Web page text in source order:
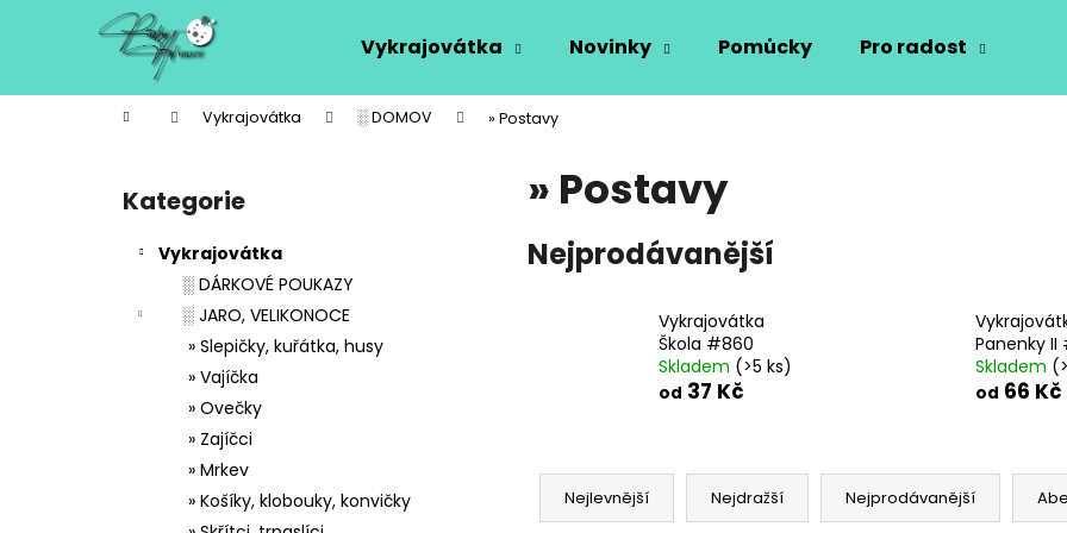
Vykrajovátka Novinky Pomůcky Pro radost
Domů Vykrajovátka ░ DOMOV » Postavy
Přeskočit
kategorie
Kategorie
Vykrajovátka
░ DÁRKOVÉ POUKAZY
░ JARO, VELIKONOCE
» Slepičky, kuřátka, husy
» Vajíčka
» Ovečky
» Zajíčci
» Mrkev
» Košíky, klobouky, konvičky
» Postavy
Nejprodávanější
Vykrajovátka
Škola #860
Skladem (>5 ks)
od 37 Kč
Panenky II
Skladem
od 66 Kč
Ř
Nejlevnější Nejdražší Nejprodávanější
í
Zpět
do
Zpět
do
Co potřebujete najít?
Doporučujeme